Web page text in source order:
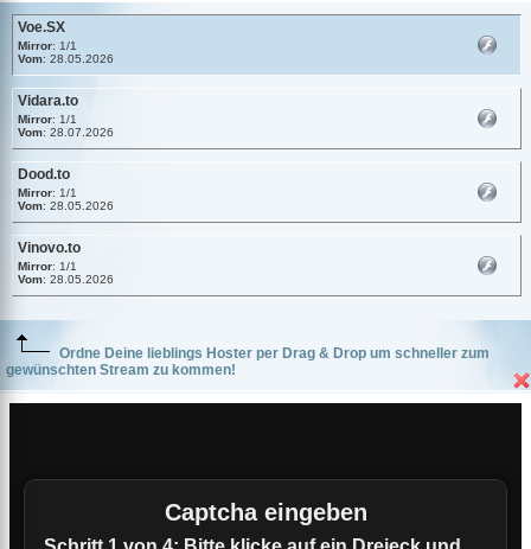
Voe.SX
Mirror: 1/1
Vom: 28.05.2026
Vidara.to
Mirror: 1/1
Vom: 28.07.2026
Dood.to
Mirror: 1/1
Vom: 28.05.2026
Vinovo.to
Mirror: 1/1
Vom: 28.05.2026
Ordne Deine lieblings Hoster per Drag & Drop um schneller zum
gewünschten Stream zu kommen!